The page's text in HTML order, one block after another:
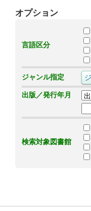
オプション
言語区分
ジャンル指定
出版／発行年月
検索対象図書館